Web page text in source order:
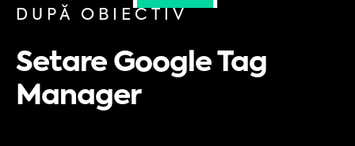
DUPĂ OBIECTIV
Setare Google Tag
Manager